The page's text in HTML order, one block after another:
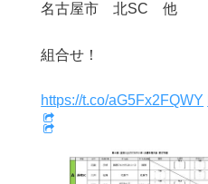
名古屋市 北SC 他
組合せ！
https://t.co/aG5Fx2FQWY